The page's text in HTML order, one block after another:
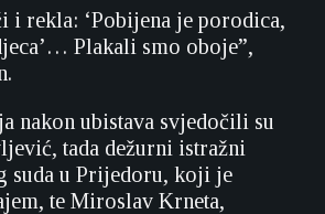
i rekla: ‘Pobijena je porodica,
Plakali smo oboje”,
nakon ubistava svjedočili su
tada dežurni istražni
suda u Prijedoru, koji je
te Miroslav Krneta,